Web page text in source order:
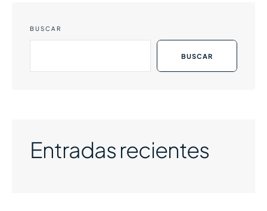
BUSCAR
BUSCAR
Entradas recientes